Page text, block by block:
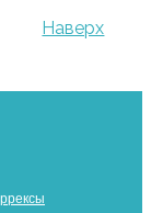
Наверх